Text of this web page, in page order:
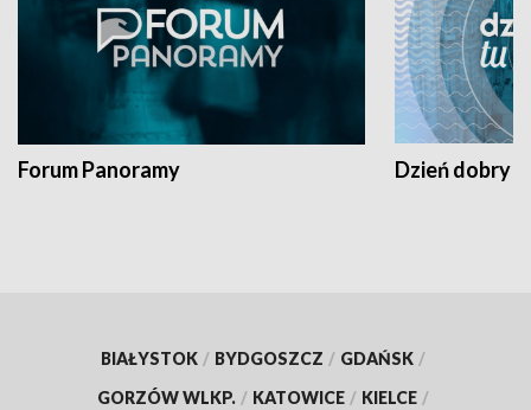
Forum Panoramy Dzień dobry
BIAŁYSTOK / BYDGOSZCZ / GDAŃSK /
GORZÓW WLKP. / KATOWICE / KIELCE /